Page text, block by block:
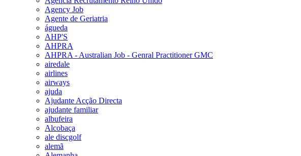
Agency Job
Agente de Geriatria
águeda
AHP'S
AHPRA
AHPRA - Australian Job - Genral Practitioner GMC
airedale
airlines
airways
ajuda
Ajudante Acção Directa
ajudante familiar
albufeira
Alcobaça
ale discgolf
alemã